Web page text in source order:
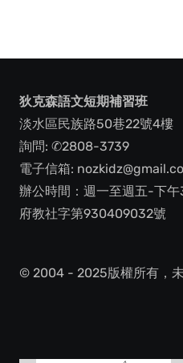
狄克森語文短期補習班
淡水區民族路50巷22號4樓
詢問: ✆2808-3739
電子信箱:
辦公時間：週一至週五-下
府教社字第930409032號
© 2004 - 2025版權所有，